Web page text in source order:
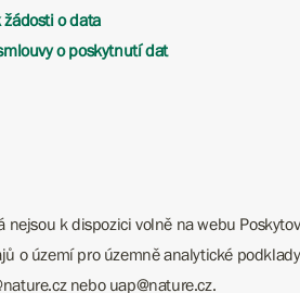
žádosti o data
o poskytnutí dat
nejsou k dispozici volně na webu
o území pro územně analytické
nebo ​​​​​​uap@nature.cz.